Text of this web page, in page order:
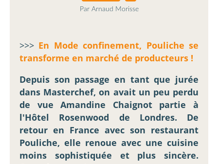
Par Arnaud Morisse
>>> En Mode confinement, Pouliche se
transforme en marché de producteurs !
Depuis son passage en tant que jurée
dans Masterchef, on avait un peu perdu
de vue Amandine Chaignot partie à
l'Hôtel Rosenwood de Londres. De
retour en France avec son restaurant
Pouliche, elle renoue avec une cuisine
moins sophistiquée et plus sincère.